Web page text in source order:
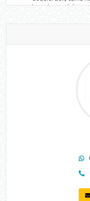
huzurla çevrilidir.